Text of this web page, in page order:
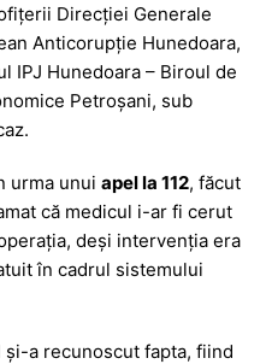
Direcției Generale
Anticorupție Hunedoara,
IPJ Hunedoara – Biroul de
Petroșani, sub
urma unui apel la 112, făcut
că medicul i-ar fi cerut
deși intervenția era
în cadrul sistemului
a recunoscut fapta, fiind